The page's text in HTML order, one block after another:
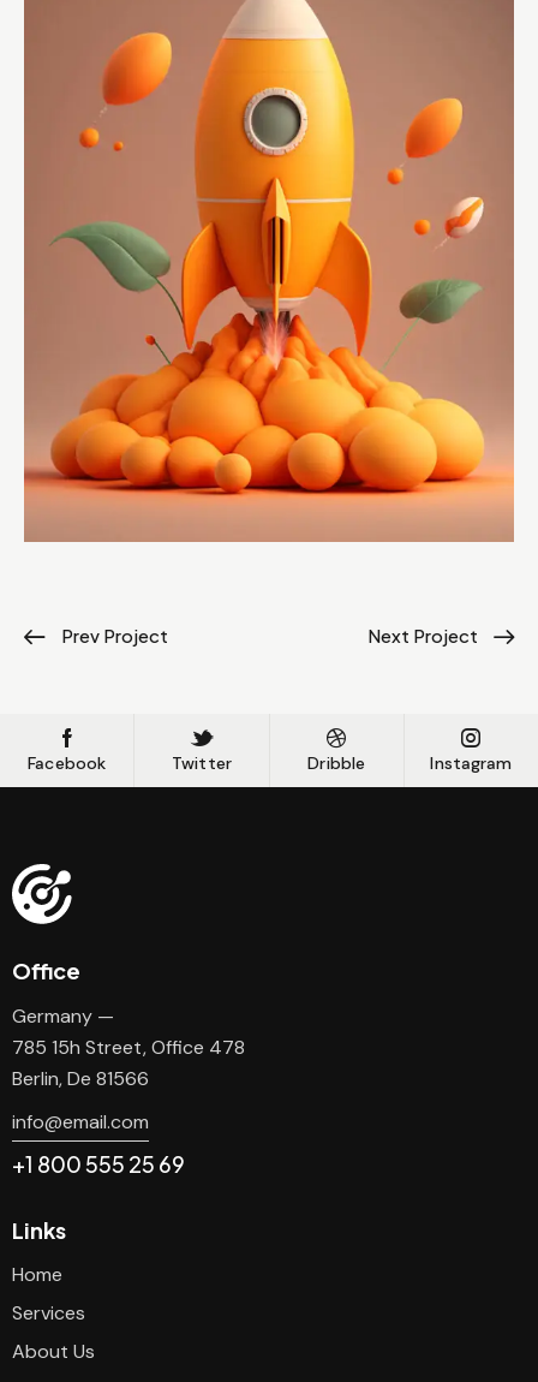
Prev Project Next Project
Facebook Twitter Dribble Instagram
Office
Germany —
785 15h Street, Office 478
Berlin, De 81566
info@email.com
+1 800 555 25 69
Links
Home
Services
About Us